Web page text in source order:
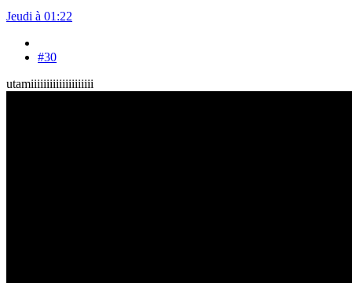
Jeudi à 01:22
#30
utamiiiiiiiiiiiiiiiiiiii